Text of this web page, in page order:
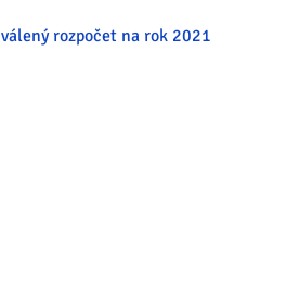
rozpočet na rok 2021